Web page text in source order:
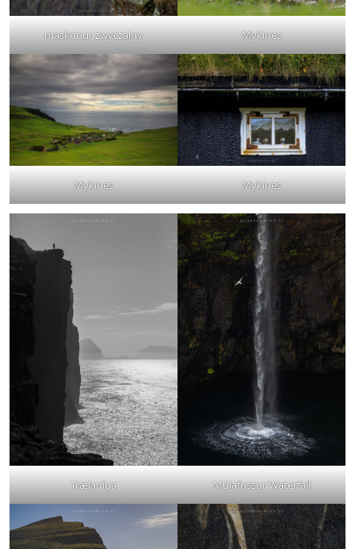
maskonur zwyczajny Mykines
Mykines Mykines
Trælanípa Múlafossur Waterfall